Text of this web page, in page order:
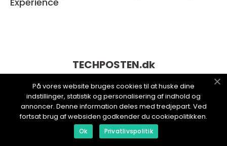
TECHPOSTEN.dk
På vores website bruges cookies til at huske dine
indstillinger, statistik og personalisering af indhold og
annoncer. Denne information deles med tredjepart. Ved
fortsat brug af websiden godkender du cookiepolitikken.
Ok Privatlivspolitik